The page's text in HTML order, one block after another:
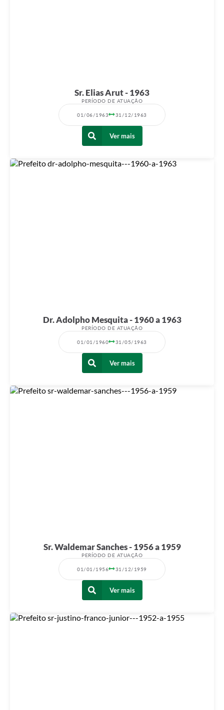
Sr. Elias Arut - 1963
PERÍODO DE ATUAÇÃO
01/06/1963 31/12/1963
Ver mais
Dr. Adolpho Mesquita - 1960 a 1963
PERÍODO DE ATUAÇÃO
01/01/1960 31/05/1963
Ver mais
Sr. Waldemar Sanches - 1956 a 1959
PERÍODO DE ATUAÇÃO
01/01/1956 31/12/1959
Ver mais